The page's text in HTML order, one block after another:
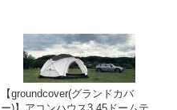
【groundcover(グランドカバ